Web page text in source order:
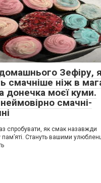
Зефіру,
смачніше ніж в
донечка моєї куми.
смачні-
спробувати, як смак назавжди
Стануть вашими